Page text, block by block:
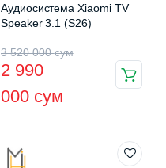
Аудиосистема Xiaomi TV
Speaker 3.1 (S26)
3 520 000сум
Первоначальная
цена
составляла
520
2 990
000 сум
Текущая
цена:
2
000 сум.